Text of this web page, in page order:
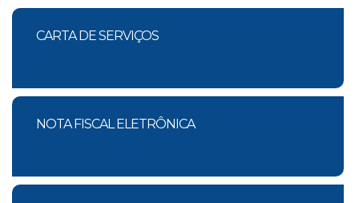
CARTA DE SERVIÇOS
NOTA FISCAL ELETRÔNICA